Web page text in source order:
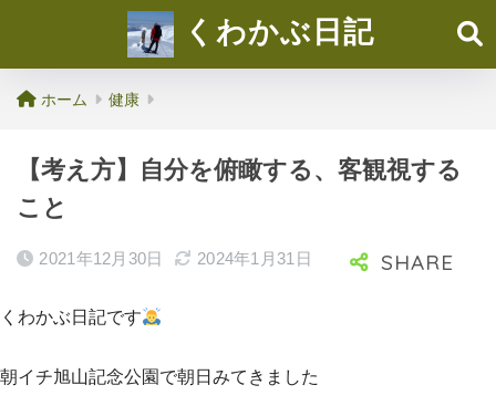
くわかぶ日記
ホーム 健康
【考え方】自分を俯瞰する、客観視する
こと
2021年12月30日 2024年1月31日
くわかぶ日記です
朝イチ旭山記念公園で朝日みてきました